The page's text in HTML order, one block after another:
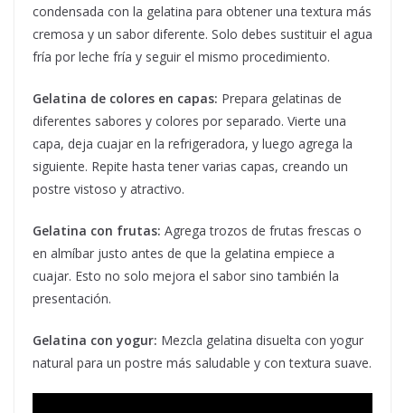
condensada con la gelatina para obtener una textura más
cremosa y un sabor diferente. Solo debes sustituir el agua
fría por leche fría y seguir el mismo procedimiento.
Gelatina de colores en capas: Prepara gelatinas de
diferentes sabores y colores por separado. Vierte una
capa, deja cuajar en la refrigeradora, y luego agrega la
siguiente. Repite hasta tener varias capas, creando un
postre vistoso y atractivo.
Gelatina con frutas: Agrega trozos de frutas frescas o
en almíbar justo antes de que la gelatina empiece a
cuajar. Esto no solo mejora el sabor sino también la
presentación.
Gelatina con yogur: Mezcla gelatina disuelta con yogur
natural para un postre más saludable y con textura suave.